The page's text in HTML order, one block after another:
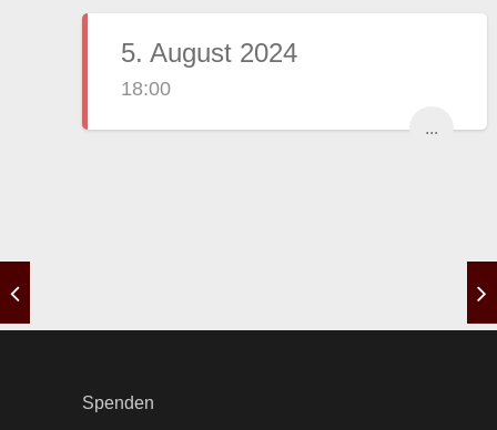
5. August 2024
18:00
...
Spenden